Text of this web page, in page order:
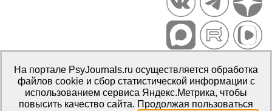
Портал психологических изданий PsyJournals.ru, 2007–2026
Правила использования материалов
Свидетельство регистрации СМИЭл № ФС77-66447 от 14 июля
2016 г.
На портале PsyJournals.ru осуществляется обработка
файлов cookie и сбор статистической информации с
использованием сервиса Яндекс.Метрика, чтобы
повысить качество сайта. Продолжая пользоваться